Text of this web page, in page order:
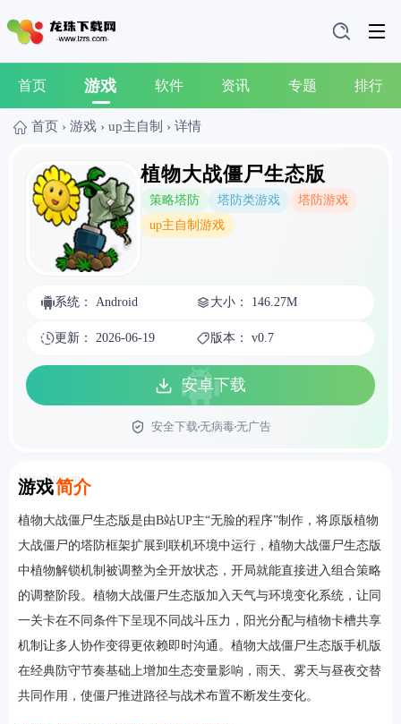
首页 游戏 软件 资讯 专题 排行
首页 › 游戏 › up主自制 › 详情
植物大战僵尸生态版
策略塔防 塔防类游戏
塔防游戏
up主自制游戏
系统： Android 大小： 146.27M
更新： 2026-06-19 版本： v0.7
安卓下载
安全下载无病毒无广告
游戏简介
Introduction
植物大战僵尸生态版是由B站UP主“无脸的程序”制作，将原版植物
大战僵尸的塔防框架扩展到联机环境中运行，植物大战僵尸生态版
中植物解锁机制被调整为全开放状态，开局就能直接进入组合策略
的调整阶段。植物大战僵尸生态版加入天气与环境变化系统，让同
一关卡在不同条件下呈现不同战斗压力，阳光分配与植物卡槽共享
机制让多人协作变得更依赖即时沟通。植物大战僵尸生态版手机版
在经典防守节奏基础上增加生态变量影响，雨天、雾天与昼夜交替
共同作用，使僵尸推进路径与战术布置不断发生变化。